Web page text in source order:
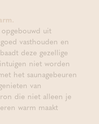
uit
vasthouden en
deze gezellige
niet worden
het saunagebeuren
van
die niet alleen je
warm maakt